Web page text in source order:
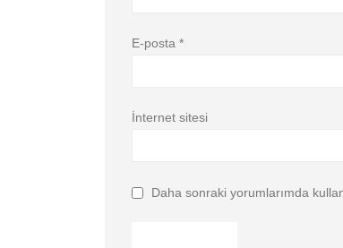
E-posta *
İnternet sitesi
Daha sonraki yorumlarımda